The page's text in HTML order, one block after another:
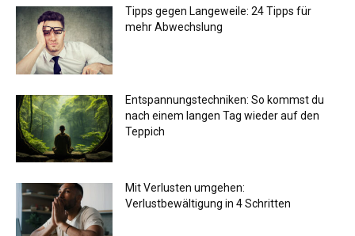
Tipps gegen Langeweile: 24 Tipps für
mehr Abwechslung
Entspannungstechniken: So kommst du
nach einem langen Tag wieder auf den
Teppich
Mit Verlusten umgehen:
Verlustbewältigung in 4 Schritten